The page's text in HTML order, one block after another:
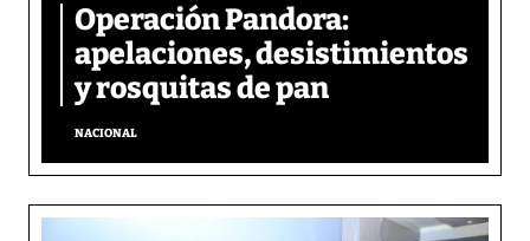
Operación Pandora:
apelaciones, desistimientos
y rosquitas de pan
NACIONAL